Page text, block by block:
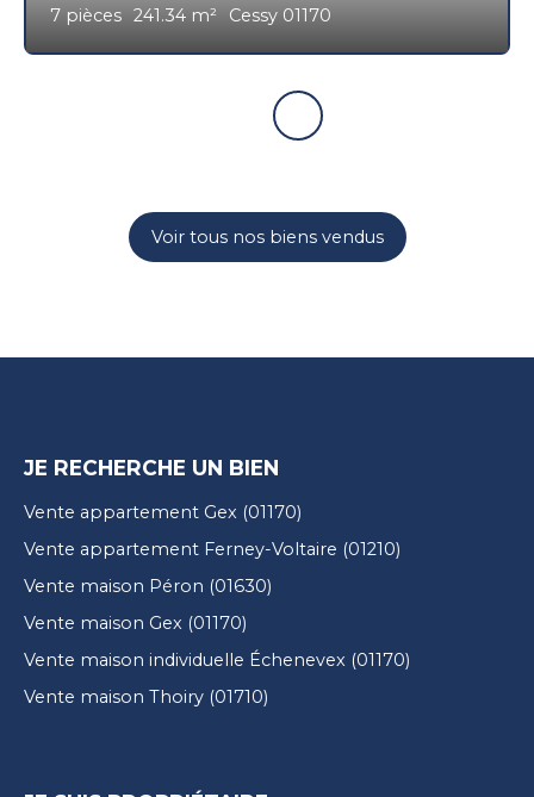
7 pièces 241.34 m² Cessy 01170
Voir tous nos biens vendus
JE RECHERCHE UN BIEN
Vente appartement Gex (01170)
Vente appartement Ferney-Voltaire (01210)
Vente maison Péron (01630)
Vente maison Gex (01170)
Vente maison individuelle Échenevex (01170)
Vente maison Thoiry (01710)